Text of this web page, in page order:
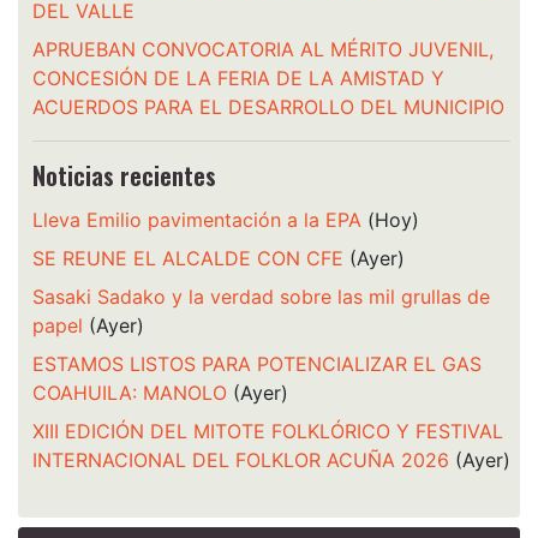
DEL VALLE
APRUEBAN CONVOCATORIA AL MÉRITO JUVENIL,
CONCESIÓN DE LA FERIA DE LA AMISTAD Y
ACUERDOS PARA EL DESARROLLO DEL MUNICIPIO
Noticias recientes
Lleva Emilio pavimentación a la EPA (Hoy)
SE REUNE EL ALCALDE CON CFE (Ayer)
Sasaki Sadako y la verdad sobre las mil grullas de
papel (Ayer)
ESTAMOS LISTOS PARA POTENCIALIZAR EL GAS
COAHUILA: MANOLO (Ayer)
XIII EDICIÓN DEL MITOTE FOLKLÓRICO Y FESTIVAL
INTERNACIONAL DEL FOLKLOR ACUÑA 2026 (Ayer)